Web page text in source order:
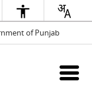
of Punjab